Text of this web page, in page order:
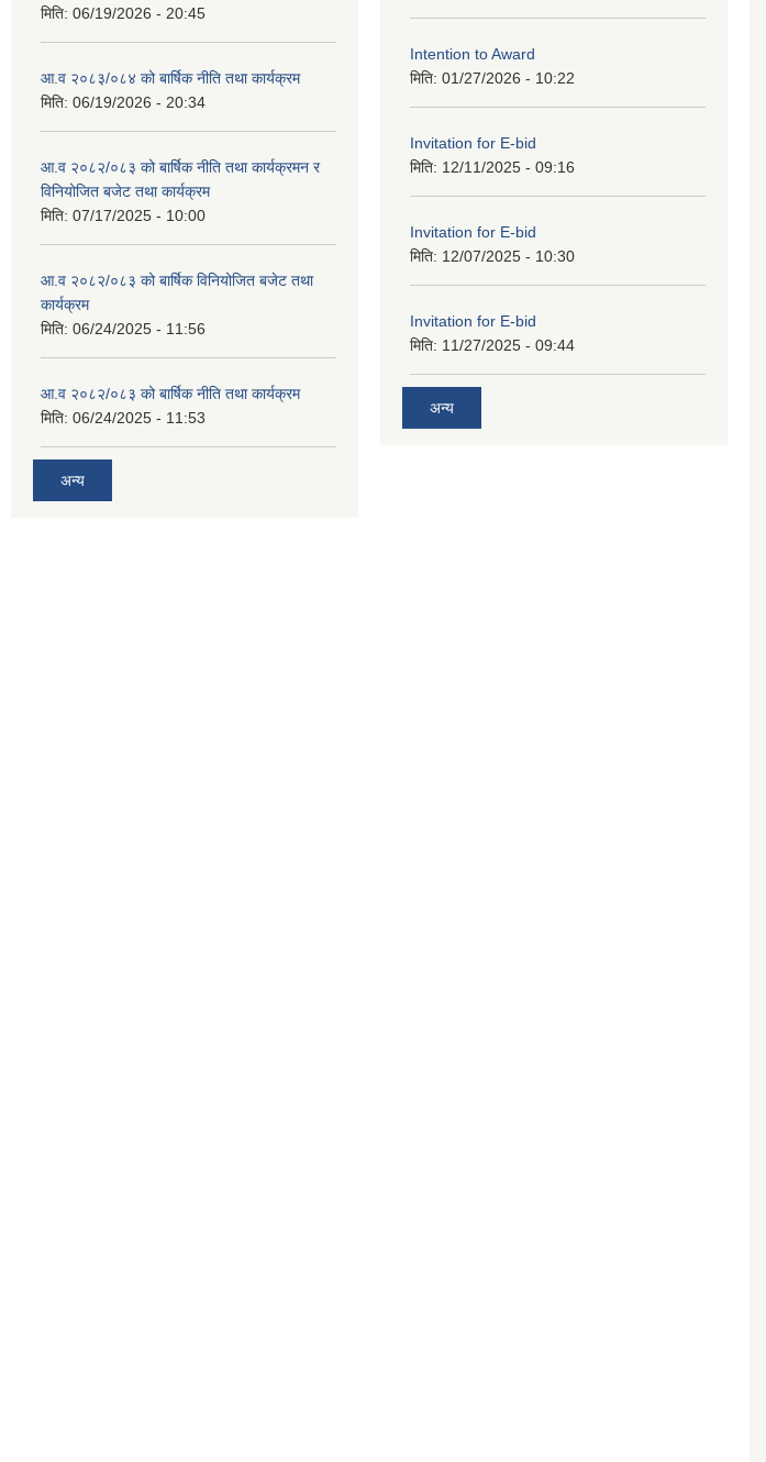
मिति: 06/19/2026 - 20:45
आ.व २०८३/०८४ को बार्षिक नीति तथा कार्यक्रम
मिति: 06/19/2026 - 20:34
आ.व २०८२/०८३ को बार्षिक नीति तथा कार्यक्रमन र
विनियोजित बजेट तथा कार्यक्रम
मिति: 07/17/2025 - 10:00
आ.व २०८२/०८३ को बार्षिक विनियोजित बजेट तथा
कार्यक्रम
मिति: 06/24/2025 - 11:56
आ.व २०८२/०८३ को बार्षिक नीति तथा कार्यक्रम
मिति: 06/24/2025 - 11:53
अन्य
Intention to Award
मिति: 01/27/2026 - 10:22
Invitation for E-bid
मिति: 12/11/2025 - 09:16
Invitation for E-bid
मिति: 12/07/2025 - 10:30
Invitation for E-bid
मिति: 11/27/2025 - 09:44
अन्य